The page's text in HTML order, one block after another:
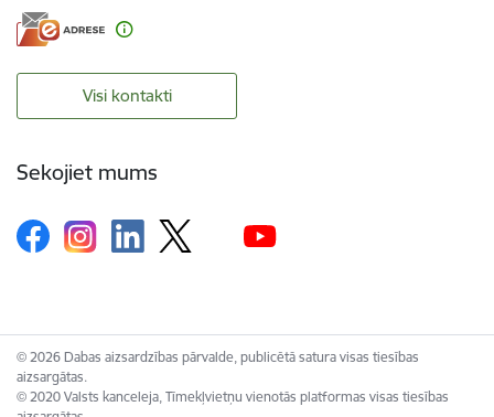
Visi kontakti
Sekojiet mums
© 2026 Dabas aizsardzības pārvalde, publicētā satura visas tiesības
aizsargātas.
© 2020 Valsts kanceleja, Tīmekļvietņu vienotās platformas visas tiesības